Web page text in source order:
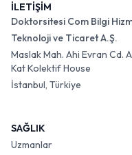
İLETİŞİM
Doktorsitesi Com Bilgi
Teknoloji ve Ticaret A.Ş.
Maslak Mah. Ahi Evran Cd.
Kat Kolektif House
İstanbul, Türkiye
SAĞLIK
Uzmanlar